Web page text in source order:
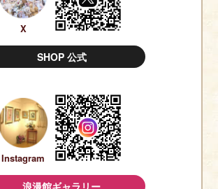
X
SHOP 公式
Instagram
浪漫館ギャラリー